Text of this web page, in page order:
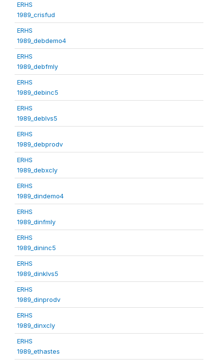
ERHS
1989_crisfud
ERHS
1989_debdemo4
ERHS
1989_debfmly
ERHS
1989_debinc5
ERHS
1989_deblvs5
ERHS
1989_debprodv
ERHS
1989_debxcly
ERHS
1989_dindemo4
ERHS
1989_dinfmly
ERHS
1989_dininc5
ERHS
1989_dinklvs5
ERHS
1989_dinprodv
ERHS
1989_dinxcly
ERHS
1989_ethastes